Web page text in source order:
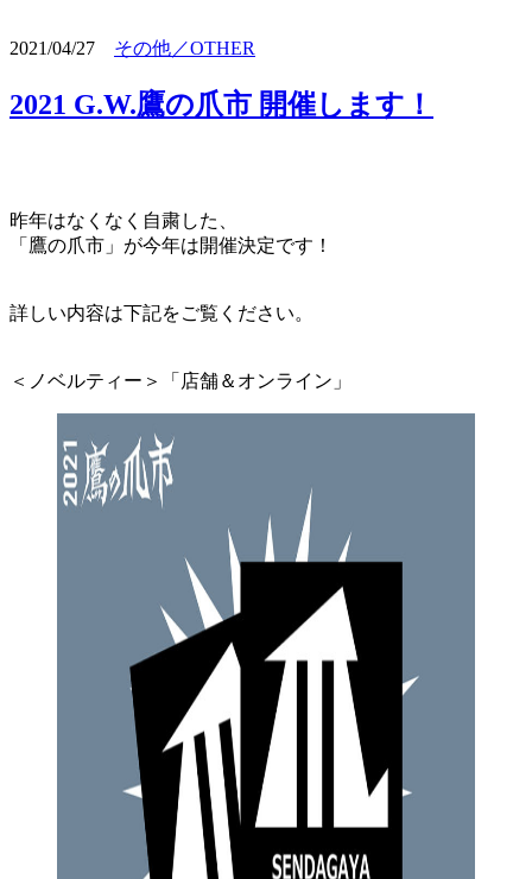
2021/04/27 その他／OTHER
2021 G.W.鷹の爪市 開催します！
昨年はなくなく自粛した、
「鷹の爪市」が今年は開催決定です！
詳しい内容は下記をご覧ください。
＜ノベルティー＞「店舗＆オンライン」